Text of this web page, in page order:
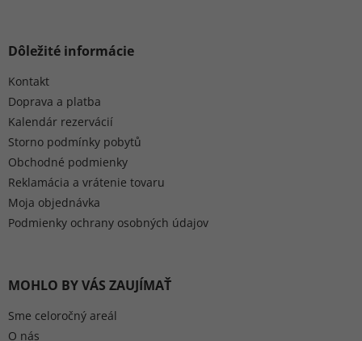
Dôležité informácie
Kontakt
Doprava a platba
Kalendár rezervácií
Storno podmínky pobytů
Obchodné podmienky
Reklamácia a vrátenie tovaru
Moja objednávka
Podmienky ochrany osobných údajov
MOHLO BY VÁS ZAUJÍMAŤ
Sme celoročný areál
O nás